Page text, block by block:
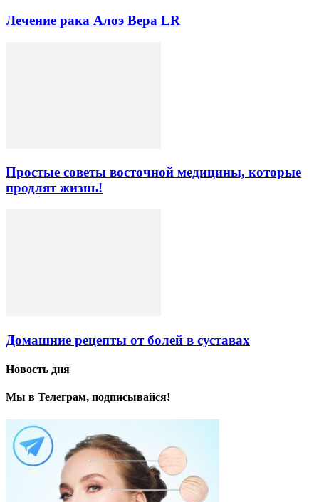
Лечение рака Алоэ Вера LR
Простые советы восточной медицины, которые
продлят жизнь!
Домашние рецепты от болей в суставах
Новость дня
Мы в Телеграм, подписывайся!